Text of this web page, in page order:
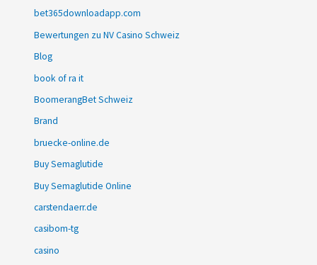
bet365downloadapp.com
Bewertungen zu NV Casino Schweiz
Blog
book of ra it
BoomerangBet Schweiz
Brand
bruecke-online.de
Buy Semaglutide
Buy Semaglutide Online
carstendaerr.de
casibom-tg
casino